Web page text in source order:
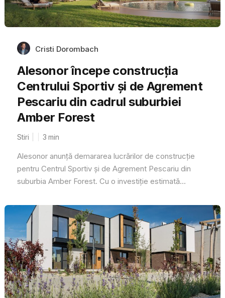
Cristi Dorombach
Alesonor începe construcția
Centrului Sportiv și de Agrement
Pescariu din cadrul suburbiei
Amber Forest
Stiri 3 min
Alesonor anunță demararea lucrărilor de construcție
pentru Centrul Sportiv și de Agrement Pescariu din
suburbia Amber Forest. Cu o investiție estimată...